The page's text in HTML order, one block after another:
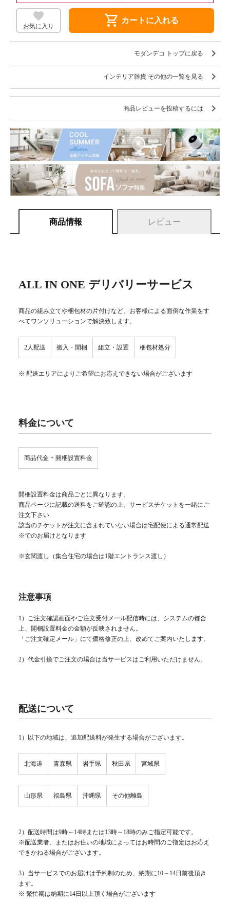
お気に入り shopping_cart カートに入れる
モダンデコ トップに戻る
インテリア雑貨 その他の一覧を見る
商品レビューを投稿するには
商品情報 レビュー
ALL IN ONE デリバリーサービス
商品の組み立てや梱包材の片付けなど、お客様による面倒な作業をす
べてワンソリューションで解決致します。
2人配送 搬入・開梱 組立・設置 梱包材処分
※ 配送エリアによりご希望にお応えできない場合がございます
料金について
商品代金 + 開梱設置料金
開梱設置料金は商品ごとに異なります。
商品ページに記載の送料をご確認の上、サービスチケットを一緒にご
注文下さい
該当のチケットが注文に含まれていない場合は宅配便による通常配送
※でのお届けとなります
※玄関渡し（集合住宅の場合は1階エントランス渡し）
注意事項
1）ご注文確認画面やご注文受付メール配信時には、システムの都合
上、開梱設置料金の金額が反映されません。
「ご注文確定メール」にて価格修正の上、改めてご案内いたします。
2）代金引換でご注文の場合は当サービスはご利用いただけません。
配送について
1）以下の地域は、追加配送料が発生する場合がございます。
北海道 青森県 岩手県 秋田県 宮城県
山形県 福島県 沖縄県 その他離島
2）配送時間は9時～14時または13時～18時のみご指定可能です。
※配送業者、またはお住いの地域によってはお時間のご指定はお応え
できかねる場合がございます。
3）当サービスでのお届けは予約制のため、納期に10～14日前後頂き
ます。
※ 繁忙期は納期に14日以上頂く場合がございます